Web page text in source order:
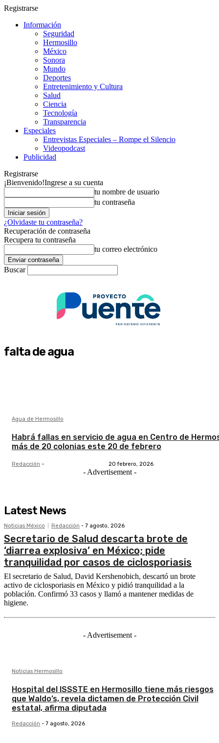
Registrarse
Información
Seguridad
Hermosillo
México
Sonora
Mundo
Deportes
Entretenimiento y Cultura
Salud
Ciencia
Tecnología
Transparencia
Especiales
Entrevistas Especiales – Rompe el Silencio
Videopodcast
Publicidad
Registrarse
¡Bienvenido!Ingrese a su cuenta
tu nombre de usuario
tu contraseña
¿Olvidaste tu contraseña?
Recuperación de contraseña
Recupera tu contraseña
tu correo electrónico
Buscar
falta de agua
Agua de Hermosillo
Habrá fallas en servicio de agua en Centro de
más de 20 colonias este 20 de febrero
Redacción - 20 febrero, 2026
- Advertisement -
Latest News
Noticias México Redacción - 7 agosto, 2026
Secretario de Salud descarta brote de
‘diarrea explosiva’ en México; pide
tranquilidad por casos de ciclosporiasis
El secretario de Salud, David Kershenobich, descartó un brote
activo de ciclosporiasis en México y pidió tranquilidad a la
población. Confirmó 33 casos y llamó a mantener medidas de
higiene.
- Advertisement -
Noticias Hermosillo
Hospital del ISSSTE en Hermosillo tiene más riesgos
que Waldo’s, revela dictamen de Protección Civil
estatal, afirma diputada
Redacción - 7 agosto, 2026